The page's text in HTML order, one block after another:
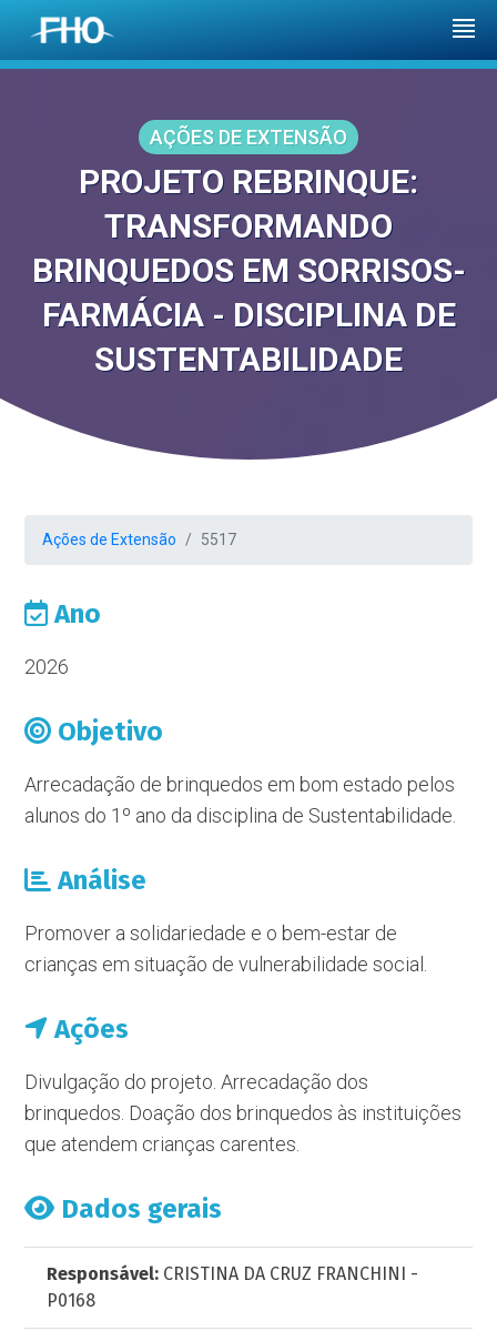
AÇÕES DE EXTENSÃO
PROJETO REBRINQUE:
TRANSFORMANDO
BRINQUEDOS EM SORRISOS-
FARMÁCIA - DISCIPLINA DE
SUSTENTABILIDADE
Ações de Extensão 5517
Ano
2026
Objetivo
Arrecadação de brinquedos em bom estado pelos
alunos do 1º ano da disciplina de Sustentabilidade.
Análise
Promover a solidariedade e o bem-estar de
crianças em situação de vulnerabilidade social.
Ações
Divulgação do projeto. Arrecadação dos
brinquedos. Doação dos brinquedos às instituições
que atendem crianças carentes.
Dados gerais
Responsável: CRISTINA DA CRUZ FRANCHINI -
P0168